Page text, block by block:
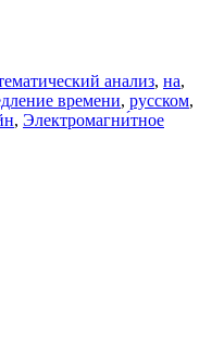
анализ, на,
времени, русском,
, Электромагни́тное